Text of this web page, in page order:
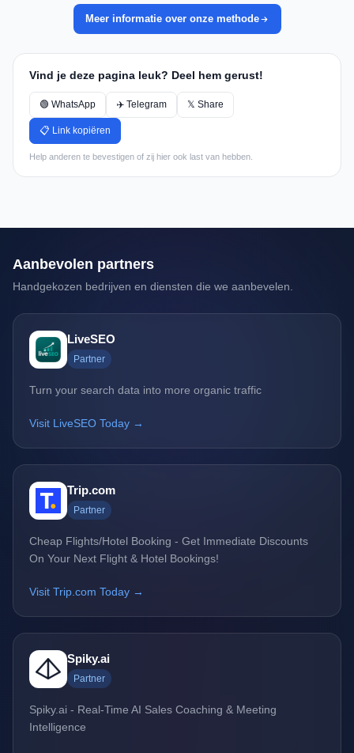
Meer informatie over onze methode
Vind je deze pagina leuk? Deel hem gerust!
🟢 WhatsApp ✈️ Telegram 𝕏 Share
📋 Link kopiëren
Help anderen te bevestigen of zij hier ook last van hebben.
Aanbevolen partners
Handgekozen bedrijven en diensten die we aanbevelen.
LiveSEO
Partner
Turn your search data into more organic traffic
Visit LiveSEO Today →
Trip.com
Partner
Cheap Flights/Hotel Booking - Get Immediate Discounts
On Your Next Flight & Hotel Bookings!
Visit Trip.com Today →
Spiky.ai
Partner
Spiky.ai - Real-Time AI Sales Coaching & Meeting
Intelligence